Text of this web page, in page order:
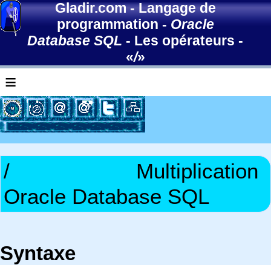
Gladir.com-Langage de
programmation-Oracle
Database SQL - Les opérateurs -
«/»
≡
/
Multiplication
Oracle Database SQL
Syntaxe